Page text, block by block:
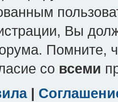
Вы
Помните,
со всеми
|